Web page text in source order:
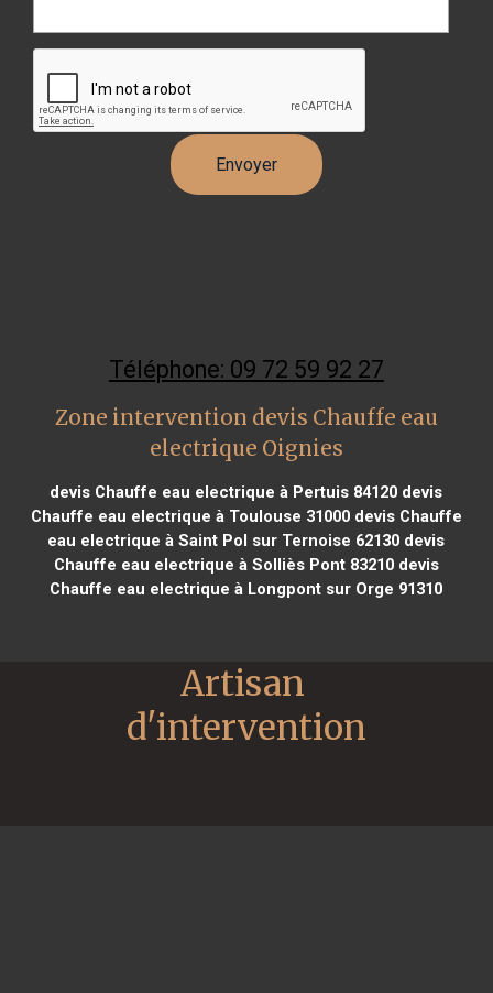
Téléphone: 09 72 59 92 27
Zone intervention devis Chauffe eau
electrique Oignies
devis Chauffe eau electrique à Pertuis 84120 devis
Chauffe eau electrique à Toulouse 31000devis Chauffe
eau electrique à Saint Pol sur Ternoise 62130 devis
Chauffe eau electrique à Solliès Pont 83210devis
Chauffe eau electrique à Longpont sur Orge 91310
Artisan
d'intervention